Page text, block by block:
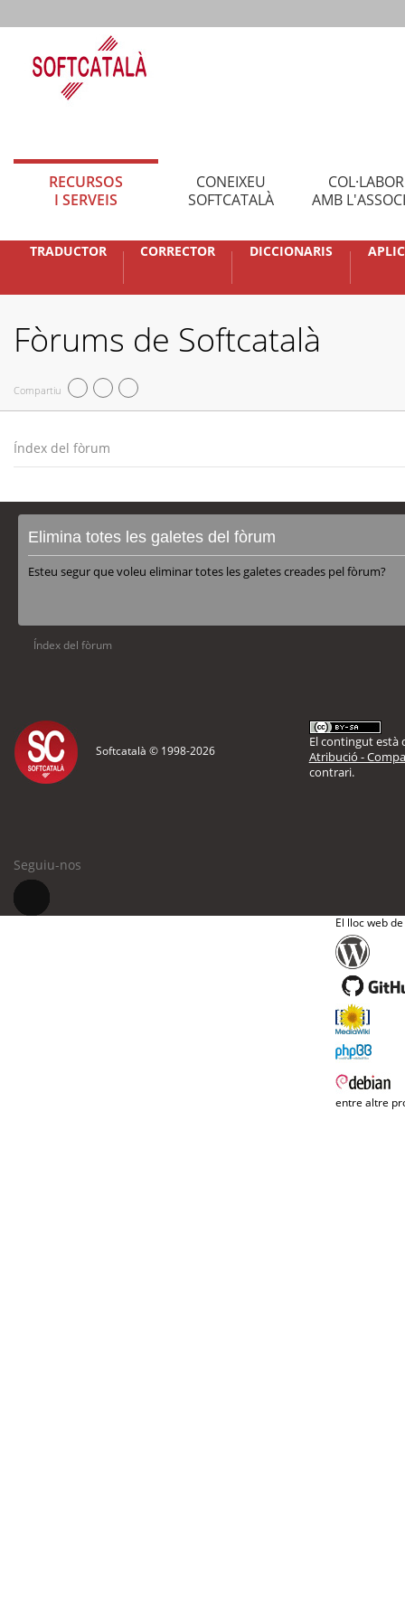
RECURSOS
I SERVEIS
CONEIXEU
SOFTCATALÀ
AMB
TRADUCTOR CORRECTOR DICCIONARIS
Fòrums de Softcatalà
Compartiu
Índex del fòrum
Elimina totes les galetes del fòrum
Esteu segur que voleu eliminar totes les galetes creades pel fòrum?
Índex del fòrum
Softcatalà © 1998-2026
El contingut està
Atribució -
contrari.
Seguiu-nos
El lloc web
entre altre